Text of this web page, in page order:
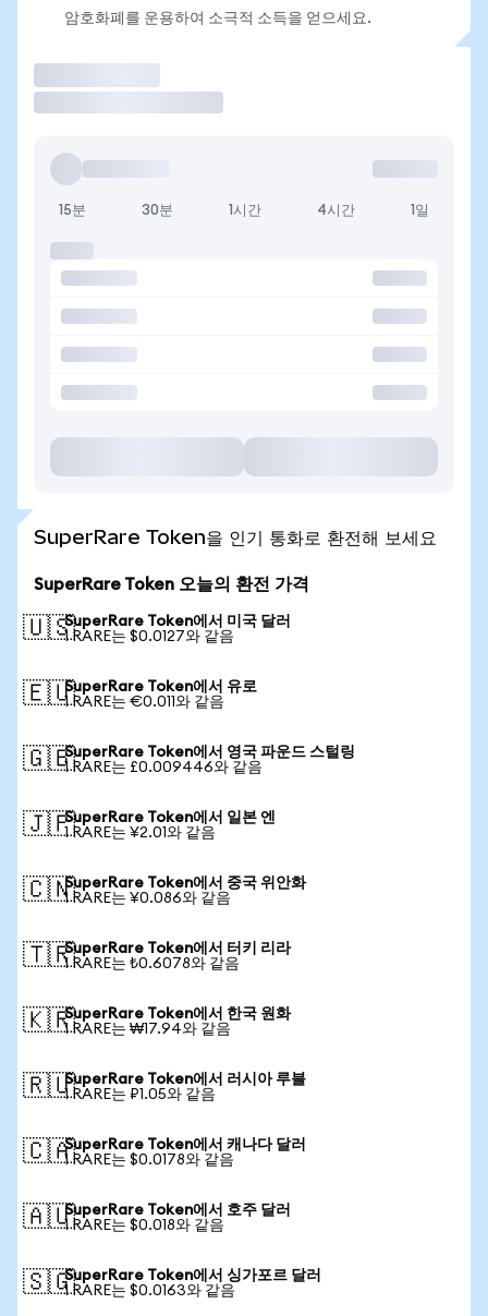
암호화폐를 운용하여 소극적 소득을 얻으세요.
15분 30분 1시간 4시간 1일
SuperRare Token을 인기 통화로 환전해 보세요
SuperRare Token 오늘의 환전 가격
🇺🇸SuperRare Token에서 미국 달러
1 RARE는 $0.0127와 같음
🇪🇺SuperRare Token에서 유로
1 RARE는 €0.011와 같음
🇬🇧SuperRare Token에서 영국 파운드 스털링
1 RARE는 £0.009446와 같음
🇯🇵SuperRare Token에서 일본 엔
1 RARE는 ¥2.01와 같음
🇨🇳SuperRare Token에서 중국 위안화
1 RARE는 ¥0.086와 같음
🇹🇷SuperRare Token에서 터키 리라
1 RARE는 ₺0.6078와 같음
🇰🇷SuperRare Token에서 한국 원화
1 RARE는 ₩17.94와 같음
🇷🇺SuperRare Token에서 러시아 루블
1 RARE는 ₽1.05와 같음
🇨🇦SuperRare Token에서 캐나다 달러
1 RARE는 $0.0178와 같음
🇦🇺SuperRare Token에서 호주 달러
1 RARE는 $0.018와 같음
🇸🇬SuperRare Token에서 싱가포르 달러
1 RARE는 $0.0163와 같음